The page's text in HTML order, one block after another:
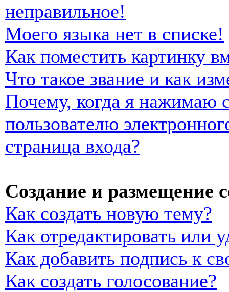
неправильное!
Моего языка нет в списке!
Как поместить картинку
Что такое звание и как
Почему, когда я нажимаю
пользователю
страница входа?
Создание и размещение
Как создать новую тему?
Как отредактировать или
Как добавить подпись к
Как создать голосование?